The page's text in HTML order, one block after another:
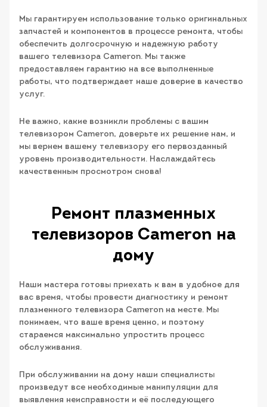
Мы гарантируем использование только оригинальных
запчастей и компонентов в процессе ремонта, чтобы
обеспечить долгосрочную и надежную работу
вашего телевизора Cameron. Мы также
предоставляем гарантию на все выполненные
работы, что подтверждает наше доверие в качество
услуг.
Не важно, какие возникли проблемы с вашим
телевизором Cameron, доверьте их решение нам, и
мы вернем вашему телевизору его первозданный
уровень производительности. Наслаждайтесь
качественным просмотром снова!
Ремонт плазменных
телевизоров Cameron на
дому
Наши мастера готовы приехать к вам в удобное для
вас время, чтобы провести диагностику и ремонт
плазменного телевизора Cameron на месте. Мы
понимаем, что ваше время ценно, и поэтому
стараемся максимально упростить процесс
обслуживания.
При обслуживании на дому наши специалисты
произведут все необходимые манипуляции для
выявления неисправности и её последующего